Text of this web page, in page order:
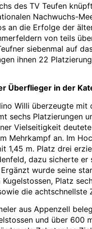
des TV Teufen
Nachwuchs-
an die Erfolge der
von teils
siebenmal auf
ihnen 22
Überflieger in der
Willi überzeugte mit
sechs Platzierungen
Vielseitigkeit
Mehrkampf an. Im
1,45 m. Platz drei
dazu sicherte er
wurde seine
Platz
die achtschnellste
aus Appenzell
und über 600